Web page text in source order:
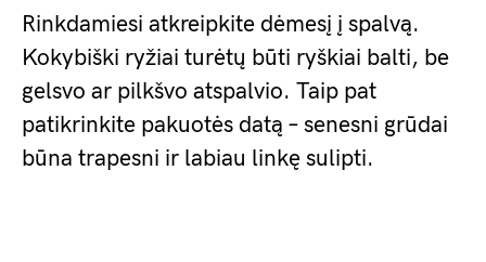
Rinkdamiesi atkreipkite dėmesį į spalvą.
Kokybiški ryžiai turėtų būti ryškiai balti, be
gelsvo ar pilkšvo atspalvio. Taip pat
patikrinkite pakuotės datą – senesni grūdai
būna trapesni ir labiau linkę sulipti.